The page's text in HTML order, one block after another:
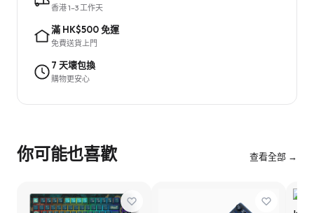
香港 1–3 工作天
滿 HK$500 免運
免費送貨上門
7 天壞包換
購物更安心
你可能也喜歡 查看全部 →